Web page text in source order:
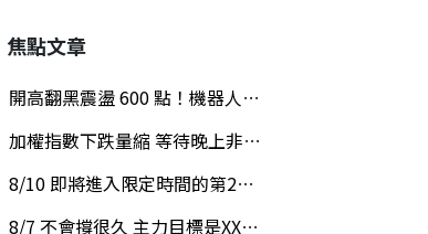
焦點文章
開高翻黑震盪 600 點！機器人、塑化、觀光強勢，...
加權指數下跌量縮 等待晚上非農數據再給你一個大...
8/10 即將進入限定時間的第2個機會點 ..錯過這...
8/7 不會撐很久 主力目標是XXXXX